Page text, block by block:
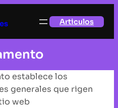
Articulos
establece los
generales que rigen
web